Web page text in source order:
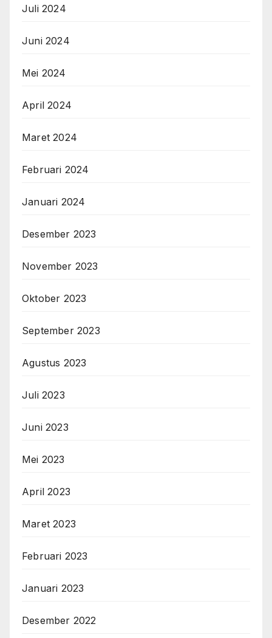
Juli 2024
Juni 2024
Mei 2024
April 2024
Maret 2024
Februari 2024
Januari 2024
Desember 2023
November 2023
Oktober 2023
September 2023
Agustus 2023
Juli 2023
Juni 2023
Mei 2023
April 2023
Maret 2023
Februari 2023
Januari 2023
Desember 2022